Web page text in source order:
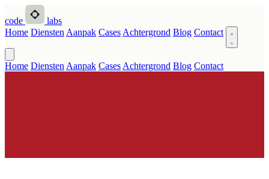
code
labs
Home Diensten Aanpak Cases Achtergrond Blog Contact
Home Diensten Aanpak Cases Achtergrond Blog Contact